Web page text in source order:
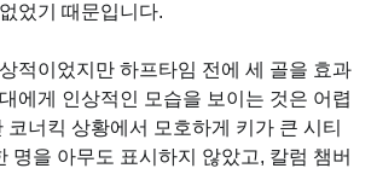
었기 때문입니다.
적이었지만 하프타임 전에 세 골을 효과
에게 인상적인 모습을 보이는 것은 어렵
코너킥 상황에서 모호하게 키가 큰 시티
명을 아무도 표시하지 않았고, 칼럼 챔버